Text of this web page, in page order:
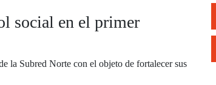
social en el primer
la Subred Norte con el objeto de fortalecer sus